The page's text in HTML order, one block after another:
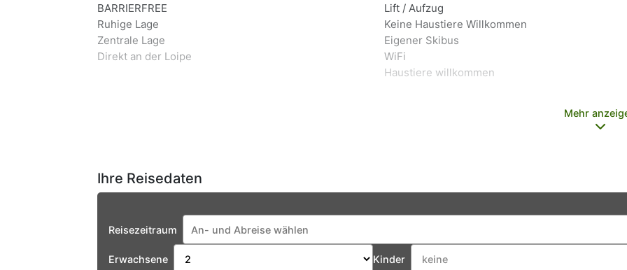
BARRIERFREE
Ruhige Lage
Zentrale Lage
Direkt an der Loipe
Lift / Aufzug
Keine Haustiere Willkommen
Eigener Skibus
WiFi
Haustiere willkommen
Mehr
Ihre Reisedaten
Reisezeitraum
Erwachsene Kinder